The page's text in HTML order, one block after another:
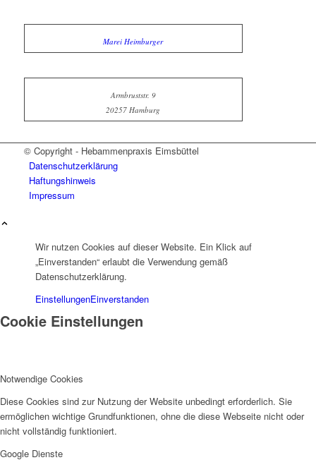
Marei Heimburger
Armbruststr. 9
20257 Hamburg
© Copyright - Hebammenpraxis Eimsbüttel
Datenschutzerklärung
Haftungshinweis
Impressum
Wir nutzen Cookies auf dieser Website. Ein Klick auf
„Einverstanden“ erlaubt die Verwendung gemäß
Datenschutzerklärung.
EinstellungenEinverstanden
Cookie Einstellungen
Notwendige Cookies
Diese Cookies sind zur Nutzung der Website unbedingt erforderlich. Sie
ermöglichen wichtige Grundfunktionen, ohne die diese Webseite nicht oder
nicht vollständig funktioniert.
Google Dienste